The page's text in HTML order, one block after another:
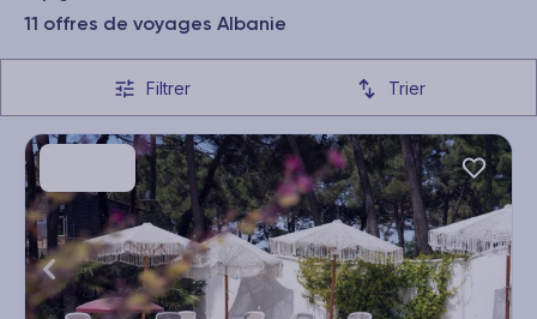
11 offres de voyages Albanie
Filtrer Trier